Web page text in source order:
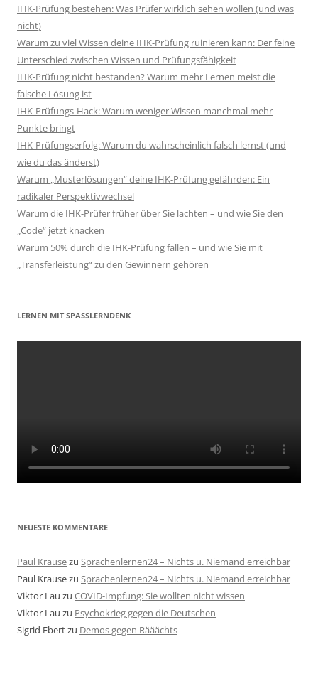
IHK-Prüfung bestehen: Was Prüfer wirklich sehen wollen (und was
nicht)
Warum zu viel Wissen deine IHK-Prüfung ruinieren kann: Der feine
Unterschied zwischen Wissen und Prüfungsfähigkeit
IHK-Prüfung nicht bestanden? Warum mehr Lernen meist die
falsche Lösung ist
IHK-Prüfungs-Hack: Warum weniger Wissen manchmal mehr
Punkte bringt
IHK-Prüfungserfolg: Warum du wahrscheinlich falsch lernst (und
wie du das änderst)
Warum „Musterlösungen“ deine IHK-Prüfung gefährden: Ein
radikaler Perspektivwechsel
Warum die IHK-Prüfer früher über Sie lachten – und wie Sie den
„Code“ jetzt knacken
Warum 50% durch die IHK-Prüfung fallen – und wie Sie mit
„Transferleistung“ zu den Gewinnern gehören
LERNEN MIT SPASSLERNDENK
NEUESTE KOMMENTARE
Paul Krausezu Sprachenlernen24 – Nichts u. Niemand erreichbar
Paul Krausezu Sprachenlernen24 – Nichts u. Niemand erreichbar
Viktor Lau zu COVID-Impfung: Sie wollten nicht wissen
Viktor Lau zu Psychokrieg gegen die Deutschen
Sigrid Ebertzu Demos gegen Rääächts